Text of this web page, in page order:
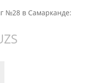
№28 в Самарканде: